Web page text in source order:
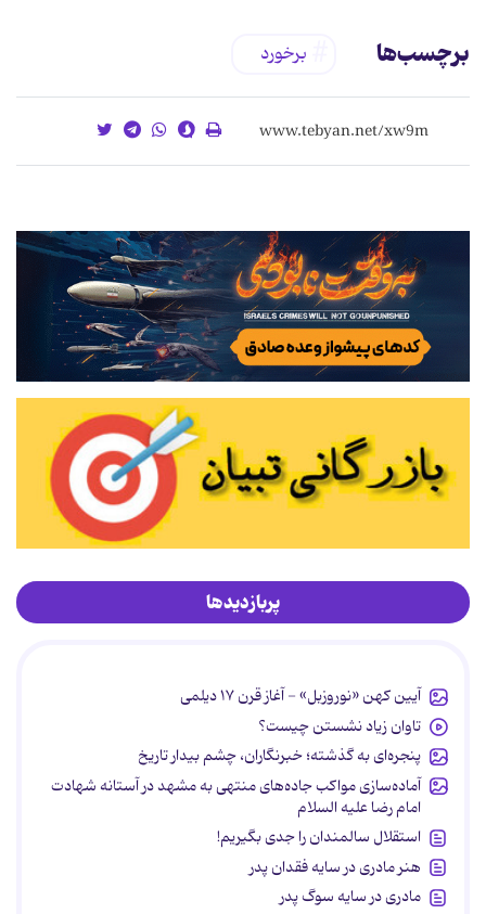
برچسب‌ها برخورد
پربازدیدها
آیین کهن «نوروزبل» - آغاز قرن ۱۷ دیلمی
تاوان زیاد نشستن چیست؟
پنجره‌ای به گذشته؛ خبرنگاران، چشم بیدار تاریخ
آماده‌سازی مواکب جاده‌های منتهی به مشهد در آستانه شهادت
امام رضا علیه السلام
استقلال سالمندان را جدی بگیریم!
هنر مادری در سایه‌ فقدان پدر
مادری در سایه سوگ پدر